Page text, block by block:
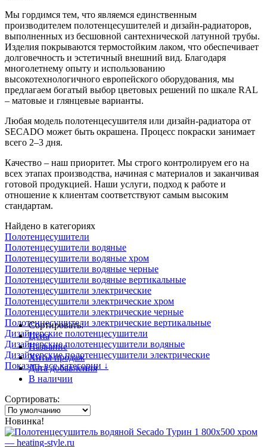
Мы гордимся тем, что являемся единственным
производителем полотенцесушителей и дизайн-радиаторов,
выполненных из бесшовной сантехнической латунной трубы.
Изделия покрываются термостойким лаком, что обеспечивает
долговечность и эстетичный внешний вид. Благодаря
многолетнему опыту и использованию
высокотехнологичного европейского оборудования, мы
предлагаем богатый выбор цветовых решений по шкале RAL
– матовые и глянцевые варианты.
Любая модель полотенцесушителя или дизайн-радиатора от
SECADO может быть окрашена. Процесс покраски занимает
всего 2–3 дня.
Качество – наш приоритет. Мы строго контролируем его на
всех этапах производства, начиная с материалов и заканчивая
готовой продукцией. Наши услуги, подход к работе и
отношение к клиентам соответствуют самым высоким
стандартам.
Найдено в категориях
Полотенцесушители
Полотенцесушители водяные
Полотенцесушители водяные хром
Полотенцесушители водяные черные
Полотенцесушители водяные вертикальные
Полотенцесушители электрические
Полотенцесушители электрические хром
Полотенцесушители электрические черные
Полотенцесушители электрические вертикальные
Дизайнерские полотенцесушители
Дизайнерские полотенцесушители водяные
Дизайнерские полотенцесушители электрические
Показать все категории ↓
Сортировать:
Цена
Название
Хиты продаж
Дата добавления
В наличии
Сортировать:
Новинка!